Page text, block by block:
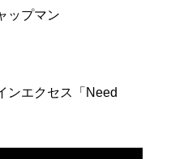
ップマン
ンエクセス「Need